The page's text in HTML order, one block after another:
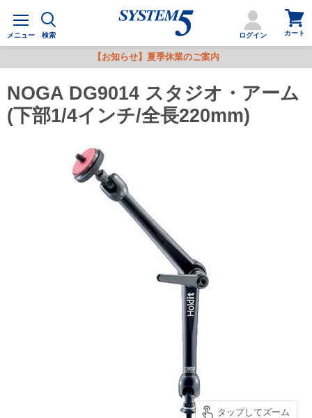
メ
ュ
メニュー 検索 ログイン
カ
ー
ト
を
る
カート
【お知らせ】夏季休業のご案内
NOGA DG9014 スタジオ・アーム
(下部1/4インチ/全長220mm)
タップしてズーム